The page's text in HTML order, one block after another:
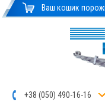
Ваш кошик
+38 (050) 490-16-16